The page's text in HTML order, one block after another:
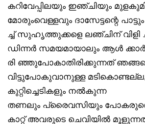
കറിവേപ്പിലയും ഇഞ്ചിയും
മോരുംവെള്ളവും ദാസേട്ടന്റെ
ച്ച് സുഹൃത്തുക്കളെ ലഞ്ചിന് വിളി
ഡിന്നർ സമയമായാലും ആൾ ക്കാർ
രി ഞ്ഞുപോകാതിരിക്കുന്നത്
വിട്ടുപോകുവാനുള്ള
കുറ്റിച്ചെടികളും നൽകുന്ന
തണലും പ്രൈവസിയും
കാറ്റ് അവരുടെ ചെവിയിൽ